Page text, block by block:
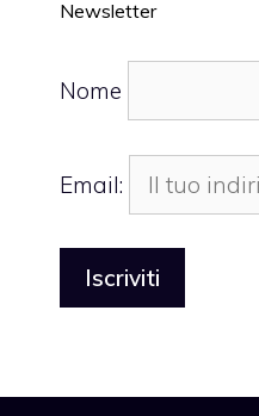
Newsletter
Nome
Email: